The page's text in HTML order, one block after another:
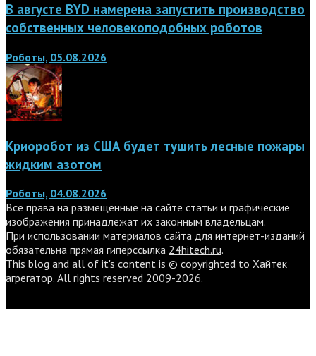
В августе BYD намерена запустить производство
собственных человекоподобных роботов
Роботы, 05.08.2026
Криоробот из США будет тушить лесные пожары
жидким азотом
Роботы, 04.08.2026
Все права на размещенные на сайте статьи и графические
изображения принадлежат их законным владельцам.
При использовании материалов сайта для интернет-изданий
обязательна прямая гиперссылка 24hitech.ru.
This blog and all of it's content is © copyrighted to Хайтек
агрегатор. All rights reserved 2009-2026.